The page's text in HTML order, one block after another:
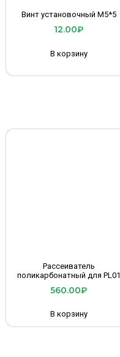
Винт установочный М5*5
12.00₽
В корзину
Рассеиватель
поликарбонатный для PL01
560.00₽
В корзину